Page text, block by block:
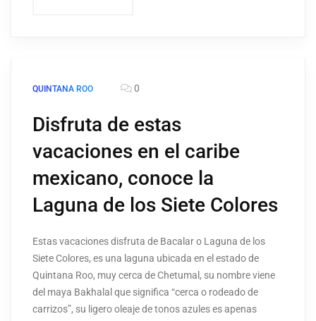
QUINTANA ROO 0
Disfruta de estas
vacaciones en el caribe
mexicano, conoce la
Laguna de los Siete Colores
Estas vacaciones disfruta de Bacalar o Laguna de los
Siete Colores, es una laguna ubicada en el estado de
Quintana Roo, muy cerca de Chetumal, su nombre viene
del maya Bakhalal que significa “cerca o rodeado de
carrizos”, su ligero oleaje de tonos azules es apenas